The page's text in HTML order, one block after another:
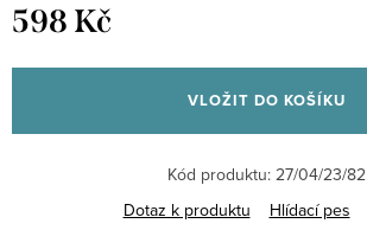
598 Kč
cena:
VLOŽIT DO KOŠÍKU
Kód produktu: 27/04/23/82
Dotaz k produktu
Hlídací pes